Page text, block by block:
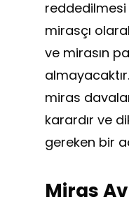
mirasçı
ve mirasın
miras
karardır ve
gereken bir
Miras